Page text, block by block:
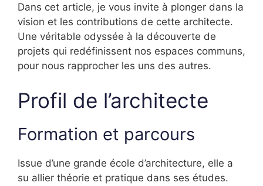
Dans cet article, je vous invite à plonger dans la
vision et les contributions de cette architecte.
Une véritable odyssée à la découverte de
projets qui redéfinissent nos espaces communs,
pour nous rapprocher les uns des autres.
Profil de l’architecte
Formation et parcours
Issue d’une grande école d’architecture, elle a
su allier théorie et pratique dans ses études.